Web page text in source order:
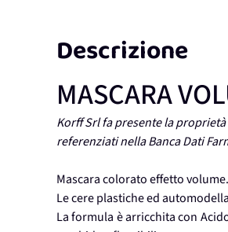
Descrizione
MASCARA
Korff Srl fa presente la
referenziati nella Banca Dati
Mascara colorato effetto
Le cere plastiche ed
La formula è arricchita con